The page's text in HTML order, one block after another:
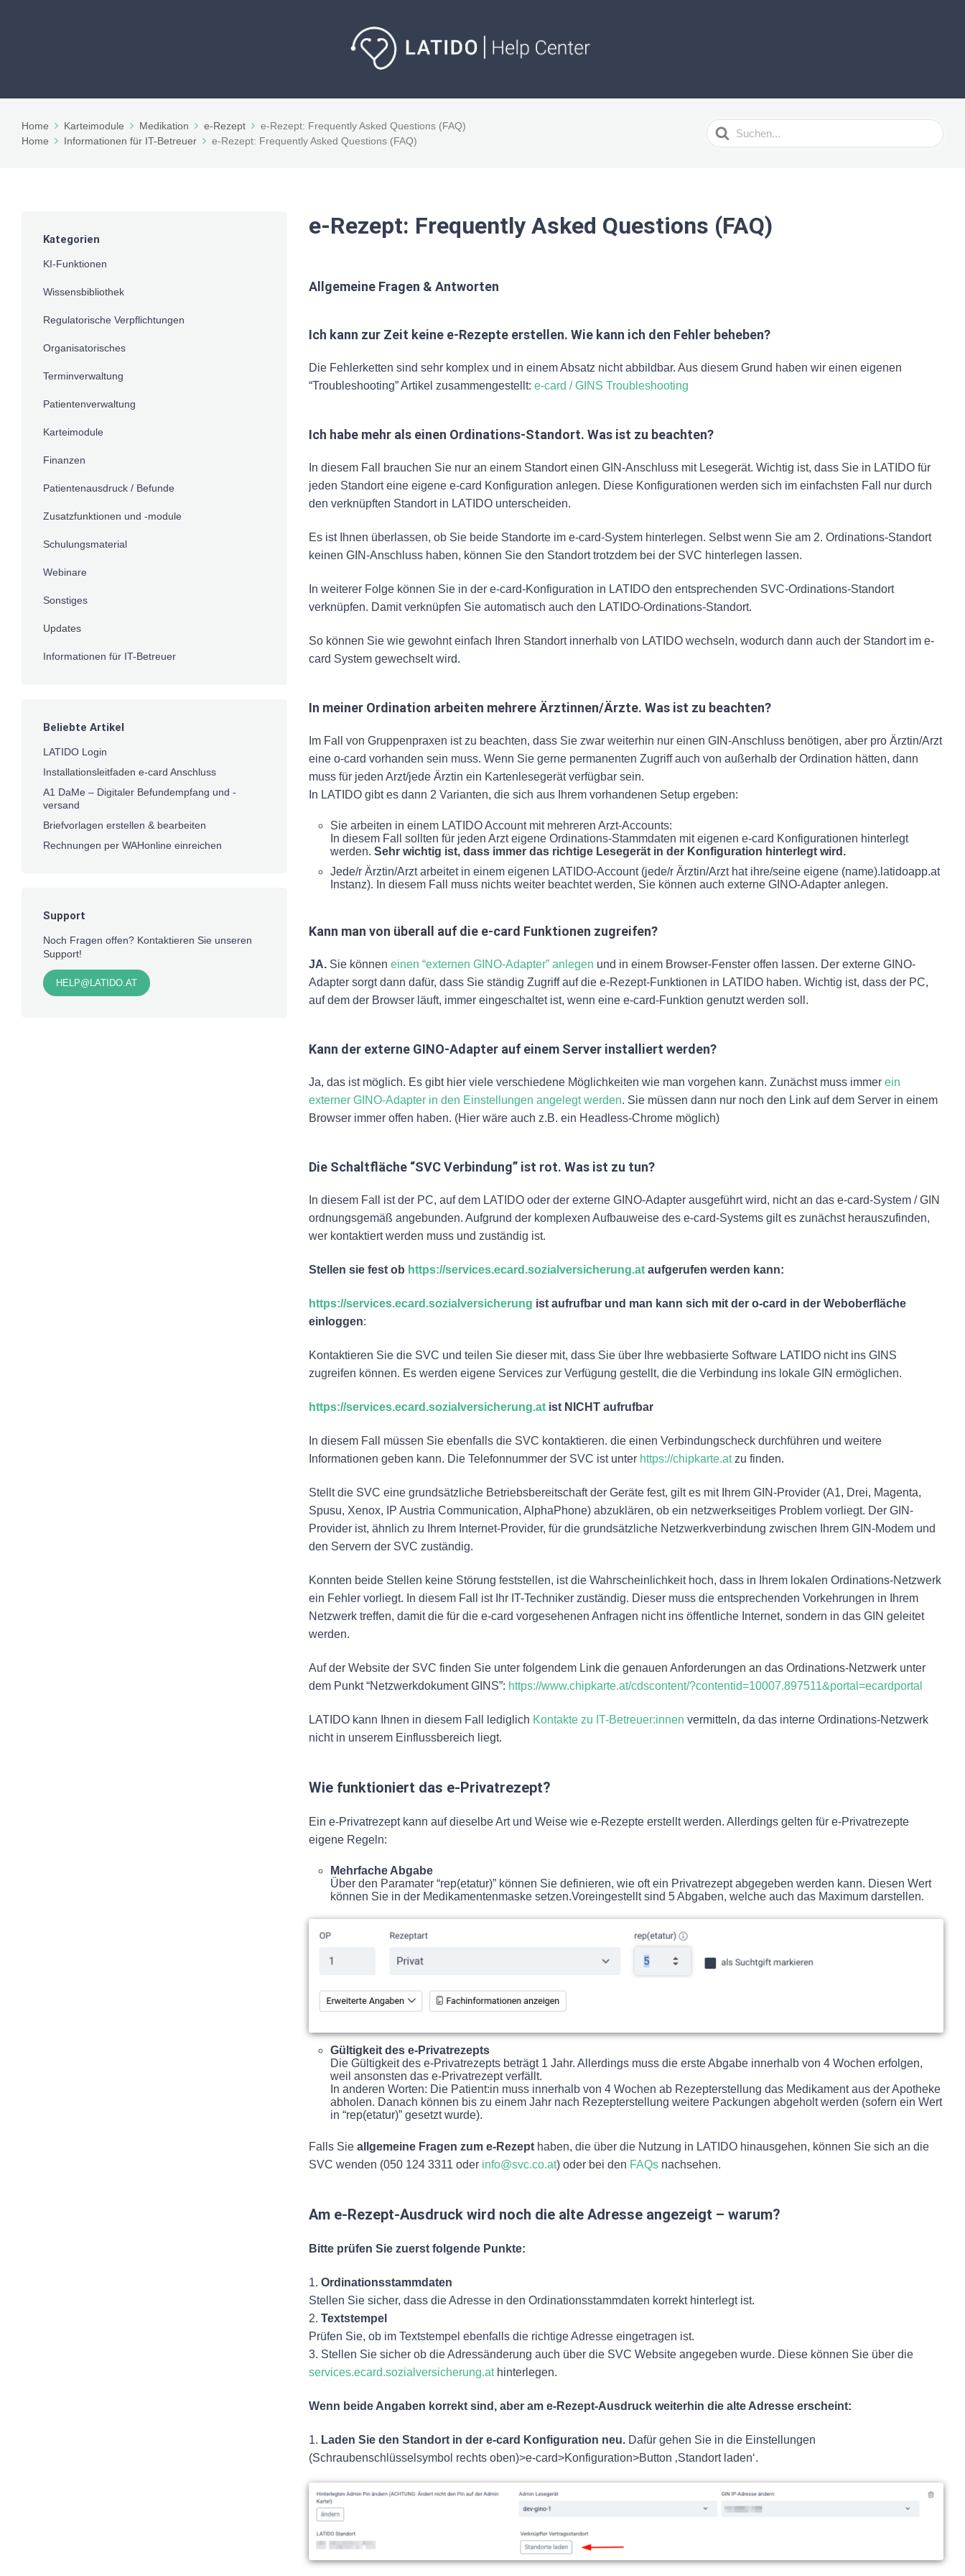
Home Karteimodule Medikation e-Rezept
e-Rezept: Frequently Asked Questions (FAQ)
Home
Informationen für IT-Betreuer e-Rezept: Frequently Asked Questions (FAQ)
Suchen
nach
Kategorien
KI-Funktionen
Wissensbibliothek
Regulatorische Verpflichtungen
Organisatorisches
Terminverwaltung
Patientenverwaltung
Karteimodule
Finanzen
Patientenausdruck / Befunde
Zusatzfunktionen und -module
Schulungsmaterial
Webinare
Sonstiges
Updates
Informationen für IT-Betreuer
Beliebte Artikel
LATIDO Login
Installationsleitfaden e-card Anschluss
A1 DaMe – Digitaler Befundempfang und -
versand
Briefvorlagen erstellen & bearbeiten
Rechnungen per WAHonline einreichen
Support
Noch Fragen offen? Kontaktieren Sie unseren
Support!
HELP@LATIDO.AT
e-Rezept: Frequently Asked Questions (FAQ)
Allgemeine Fragen & Antworten
Ich kann zur Zeit keine e-Rezepte erstellen. Wie kann ich den Fehler beheben?
Die Fehlerketten sind sehr komplex und in einem Absatz nicht abbildbar. Aus diesem Grund haben wir einen eigenen
“Troubleshooting” Artikel zusammengestellt:e-card / GINS Troubleshooting
Ich habe mehr als einen Ordinations-Standort. Was ist zu beachten?
In diesem Fall brauchen Sie nur an einem Standort einen GIN-Anschluss mit Lesegerät. Wichtig ist, dass Sie in LATIDO für
jeden Standort eine eigene e-card Konfiguration anlegen. Diese Konfigurationen werden sich im einfachsten Fall nur durch
den verknüpften Standort in LATIDO unterscheiden.
Es ist Ihnen überlassen, ob Sie beide Standorte im e-card-System hinterlegen. Selbst wenn Sie am 2. Ordinations-Standort
keinen GIN-Anschluss haben, können Sie den Standort trotzdem bei der SVC hinterlegen lassen.
In weiterer Folge können Sie in der e-card-Konfiguration in LATIDO den entsprechenden SVC-Ordinations-Standort
verknüpfen. Damit verknüpfen Sie automatisch auch den LATIDO-Ordinations-Standort.
So können Sie wie gewohnt einfach Ihren Standort innerhalb von LATIDO wechseln, wodurch dann auch der Standort im e-
card System gewechselt wird.
In meiner Ordination arbeiten mehrere Ärztinnen/Ärzte. Was ist zu beachten?
Im Fall von Gruppenpraxen ist zu beachten, dass Sie zwar weiterhin nur einen GIN-Anschluss benötigen, aber pro Ärztin/Arzt
eine o-card vorhanden sein muss. Wenn Sie gerne permanenten Zugriff auch von außerhalb der Ordination hätten, dann
muss für jeden Arzt/jede Ärztin ein Kartenlesegerät verfügbar sein.
In LATIDO gibt es dann 2 Varianten, die sich aus Ihrem vorhandenen Setup ergeben:
Sie arbeiten in einem LATIDO Account mit mehreren Arzt-Accounts:
In diesem Fall sollten für jeden Arzt eigene Ordinations-Stammdaten mit eigenen e-card Konfigurationen hinterlegt
werden. Sehr wichtig ist, dass immer das richtige Lesegerät in der Konfiguration hinterlegt wird.
Jede/r Ärztin/Arzt arbeitet in einem eigenen LATIDO-Account (jede/r Ärztin/Arzt hat ihre/seine eigene (name).latidoapp.at
Instanz). In diesem Fall muss nichts weiter beachtet werden, Sie können auch externe GINO-Adapter anlegen.
Kann man von überall auf die e-card Funktionen zugreifen?
JA. Sie könneneinen “externen GINO-Adapter” anlegen und in einem Browser-Fenster offen lassen. Der externe GINO-
Adapter sorgt dann dafür, dass Sie ständig Zugriff auf die e-Rezept-Funktionen in LATIDO haben. Wichtig ist, dass der PC,
auf dem der Browser läuft, immer eingeschaltet ist, wenn eine e-card-Funktion genutzt werden soll.
Kann der externe GINO-Adapter auf einem Server installiert werden?
Ja, das ist möglich. Es gibt hier viele verschiedene Möglichkeiten wie man vorgehen kann. Zunächst muss immerein
externer GINO-Adapter in den Einstellungen angelegt werden. Sie müssen dann nur noch den Link auf dem Server in einem
Browser immer offen haben. (Hier wäre auch z.B. ein Headless-Chrome möglich)
Die Schaltfläche “SVC Verbindung” ist rot. Was ist zu tun?
In diesem Fall ist der PC, auf dem LATIDO oder der externe GINO-Adapter ausgeführt wird, nicht an das e-card-System / GIN
ordnungsgemäß angebunden. Aufgrund der komplexen Aufbauweise des e-card-Systems gilt es zunächst herauszufinden,
wer kontaktiert werden muss und zuständig ist.
Stellen sie fest ob https://services.ecard.sozialversicherung.at aufgerufen werden kann:
https://services.ecard.sozialversicherung ist aufrufbar und man kann sich mit der o-card in der Weboberfläche
einloggen:
Kontaktieren Sie die SVC und teilen Sie dieser mit, dass Sie über Ihre webbasierte Software LATIDO nicht ins GINS
zugreifen können. Es werden eigene Services zur Verfügung gestellt, die die Verbindung ins lokale GIN ermöglichen.
https://services.ecard.sozialversicherung.at ist NICHT aufrufbar
In diesem Fall müssen Sie ebenfalls die SVC kontaktieren. die einen Verbindungscheck durchführen und weitere
Informationen geben kann. Die Telefonnummer der SVC ist unter https://chipkarte.atzu finden.
Stellt die SVC eine grundsätzliche Betriebsbereitschaft der Geräte fest, gilt es mit Ihrem GIN-Provider (A1, Drei, Magenta,
Spusu, Xenox, IP Austria Communication, AlphaPhone) abzuklären, ob ein netzwerkseitiges Problem vorliegt. Der GIN-
Provider ist, ähnlich zu Ihrem Internet-Provider, für die grundsätzliche Netzwerkverbindung zwischen Ihrem GIN-Modem und
den Servern der SVC zuständig.
Konnten beide Stellen keine Störung feststellen, ist die Wahrscheinlichkeit hoch, dass in Ihrem lokalen Ordinations-Netzwerk
ein Fehler vorliegt. In diesem Fall ist Ihr IT-Techniker zuständig. Dieser muss die entsprechenden Vorkehrungen in Ihrem
Netzwerk treffen, damit die für die e-card vorgesehenen Anfragen nicht ins öffentliche Internet, sondern in das GIN geleitet
werden.
Auf der Website der SVC finden Sie unter folgendem Link die genauen Anforderungen an das Ordinations-Netzwerk unter
dem Punkt “Netzwerkdokument GINS”: https://www.chipkarte.at/cdscontent/?contentid=10007.897511&portal=ecardportal
LATIDO kann Ihnen in diesem Fall lediglich Kontakte zu IT-Betreuer:innen vermitteln, da das interne Ordinations-Netzwerk
nicht in unserem Einflussbereich liegt.
Wie funktioniert das e-Privatrezept?
Ein e-Privatrezept kann auf dieselbe Art und Weise wie e-Rezepte erstellt werden. Allerdings gelten für e-Privatrezepte
eigene Regeln:
Mehrfache Abgabe
Über den Paramater “rep(etatur)” können Sie definieren, wie oft ein Privatrezept abgegeben werden kann. Diesen Wert
können Sie in der Medikamentenmaske setzen.Voreingestellt sind 5 Abgaben, welche auch das Maximum darstellen.
Gültigkeit des e-Privatrezepts
Die Gültigkeit des e-Privatrezepts beträgt 1 Jahr. Allerdings muss die erste Abgabe innerhalb von 4 Wochen erfolgen,
weil ansonsten das e-Privatrezept verfällt.
In anderen Worten: Die Patient:in muss innerhalb von 4 Wochen ab Rezepterstellung das Medikament aus der Apotheke
abholen. Danach können bis zu einem Jahr nach Rezepterstellung weitere Packungen abgeholt werden (sofern ein Wert
in “rep(etatur)” gesetzt wurde).
Falls Sieallgemeine Fragen zum e-Rezept haben, die über die Nutzung in LATIDO hinausgehen, können Sie sich an die
SVC wenden (050 124 3311 oder info@svc.co.at) oder bei den FAQs nachsehen.
Am e-Rezept-Ausdruck wird noch die alte Adresse angezeigt – warum?
Bitte prüfen Sie zuerst folgende Punkte:
1.Ordinationsstammdaten
Stellen Sie sicher, dass die Adresse in den Ordinationsstammdaten korrekt hinterlegt ist.
2.Textstempel
Prüfen Sie, ob im Textstempel ebenfalls die richtige Adresse eingetragen ist.
3. Stellen Sie sicher ob die Adressänderung auch über die SVC Website angegeben wurde. Diese können Sie über die
services.ecard.sozialversicherung.athinterlegen.
Wenn beide Angaben korrekt sind, aber am e-Rezept-Ausdruck weiterhin die alte Adresse erscheint:
1. Laden Sie den Standort in der e-card Konfiguration neu. Dafür gehen Sie in die Einstellungen
(Schraubenschlüsselsymbol rechts oben)>e-card>Konfiguration>Button ‚Standort laden‘.